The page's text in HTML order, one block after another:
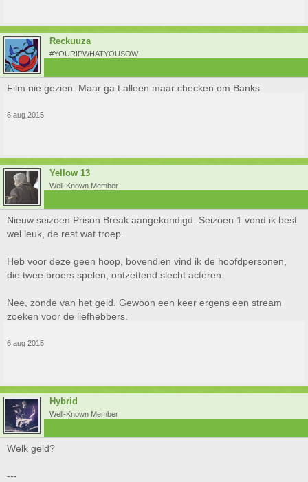
Reckuuza
#YOURIPWHATYOUSOW
Film nie gezien. Maar ga t alleen maar checken om Banks
6 aug 2015
Yellow 13
Well-Known Member
Nieuw seizoen Prison Break aangekondigd. Seizoen 1 vond ik best
wel leuk, de rest wat troep.
Heb voor deze geen hoop, bovendien vind ik de hoofdpersonen,
die twee broers spelen, ontzettend slecht acteren.
Nee, zonde van het geld. Gewoon een keer ergens een stream
zoeken voor de liefhebbers.
6 aug 2015
Hybrid
Well-Known Member
Welk geld?
---